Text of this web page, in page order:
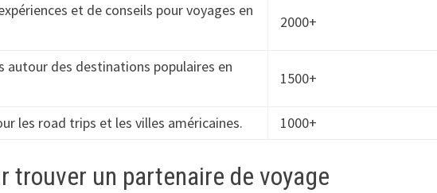
et de conseils pour voyages en
2000+
autour des destinations populaires en
1500+
les road trips et les villes américaines. 1000+
trouver un partenaire de voyage